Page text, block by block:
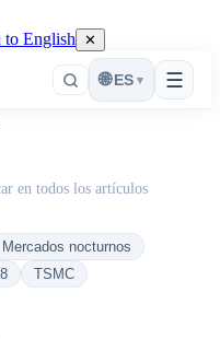
to English ✕
☰
🌐 ES ▾
en todos los artículos
Mercados nocturnos
TSMC